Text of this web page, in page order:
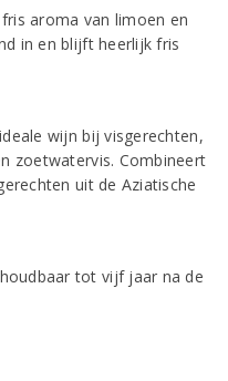
aroma van limoen en
in en blijft heerlijk fris
wijn bij visgerechten,
zoetwatervis. Combineert
uit de Aziatische
tot vijf jaar na de